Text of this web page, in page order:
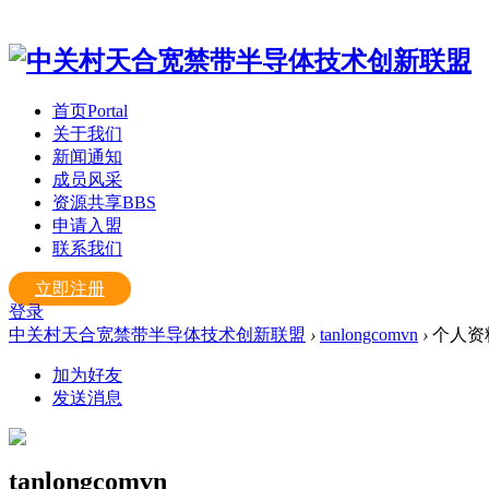
首页Portal
关于我们
新闻通知
成员风采
资源共享BBS
申请入盟
联系我们
立即注册
登录
中关村天合宽禁带半导体技术创新联盟 › tanlongcomvn › 个人资
加为好友
发送消息
tanlongcomvn